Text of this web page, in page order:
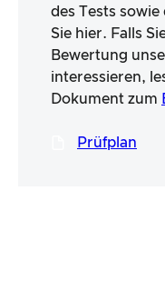
des Tests
Sie hier. Falls
Bewertung
interessieren,
Dokument zum
Prüfplan